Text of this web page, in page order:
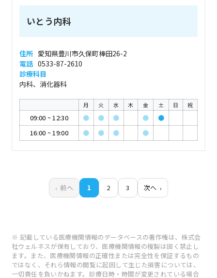
いとう内科
住所 愛知県豊川市久保町棒田26-2
電話 0533-87-2610
診療科目
内科、消化器科
月 火 水 木 金 土 日 祝
09:00 ~12:30 ● ● ● ●
●
16:00 ~19:00 ● ● ● ●
前へ 1 2 3 次へ
※ 記載している医療機関情報のデータベースの著作権は、株式会
社ウェルネスが保有しており、医療機関情報の複製は固く禁止し
ます。また、医療機関情報の正確性または完全性を保証するもの
ではなく、それら情報の閲覧に起因して生じた損害については、
一切責任を負いかねます。診療日時・時間が変更されている場合